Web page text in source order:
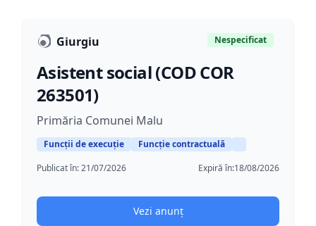
Giurgiu Nespecificat
Asistent social (COD COR
263501)
Primăria Comunei Malu
Funcții de execuție
Funcție contractuală
Publicat în:21/07/2026 Expiră în:18/08/2026
Vezi anunț